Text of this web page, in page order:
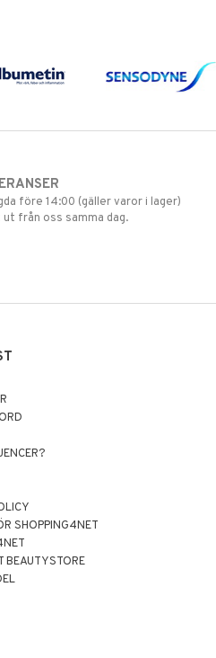
före 14:00 (gäller varor i lager)
från oss samma dag.
SHOPPING4NET
BEAUTYSTORE